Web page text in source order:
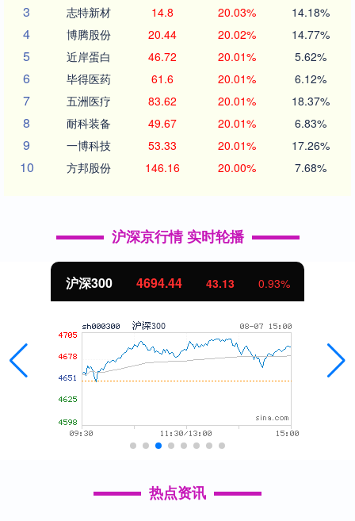
3 志特新材 14.8 20.03% 14.18%
4 博腾股份 20.44 20.02% 14.77%
5 近岸蛋白 46.72 20.01% 5.62%
6 毕得医药 61.6 20.01% 6.12%
7 五洲医疗 83.62 20.01% 18.37%
8 耐科装备 49.67 20.01% 6.83%
9 一博科技 53.33 20.01% 17.26%
10 方邦股份 146.16 20.00% 7.68%
沪深京行情 实时轮播
北证50 1134.24 11.37 1.01%
热点资讯